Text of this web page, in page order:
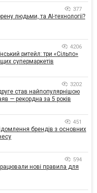
377
людьми, та AI-технології?
4206
ритейл: три «Сільпо»
супермаркетів
3202
став найпопулярнішою
— рекордна за 5 років
451
брендів з основних
594
нові правила для